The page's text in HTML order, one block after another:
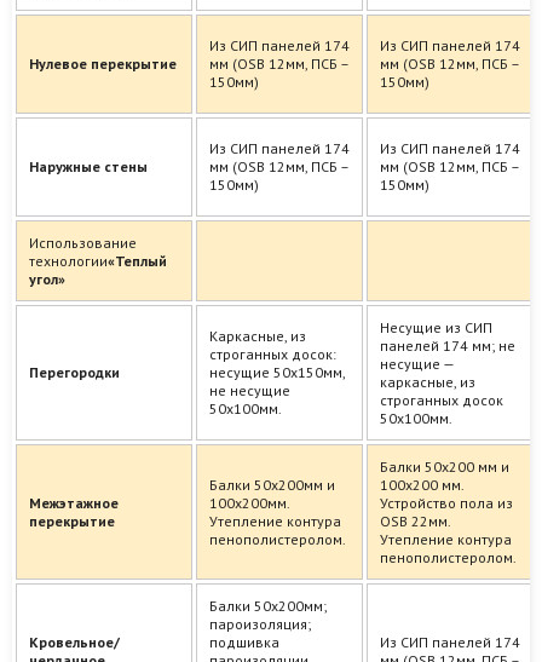
Нулевое перекрытие
Из СИП панелей 174
мм (OSB 12мм, ПСБ –
150мм)
Из СИП панелей 174
мм (OSB 12мм, ПСБ –
150мм)
Наружные стены
Из СИП панелей 174
мм (OSB 12мм, ПСБ –
150мм)
Из СИП панелей 174
мм (OSB 12мм, ПСБ –
150мм)
Использование
технологии«Теплый
угол»
Перегородки
Каркасные, из
строганных досок:
несущие 50х150мм,
не несущие
50х100мм.
Несущие из СИП
панелей 174 мм; не
несущие —
каркасные, из
строганных досок
50х100мм.
Межэтажное
перекрытие
Балки 50х200мм и
100х200мм.
Утепление контура
пенополистеролом.
Балки 50х200 мм и
100х200 мм.
Устройство пола из
OSB 22мм.
Утепление контура
пенополистеролом.
Кровельное/
Балки 50х200мм;
пароизоляция;
подшивка
Из СИП панелей 174